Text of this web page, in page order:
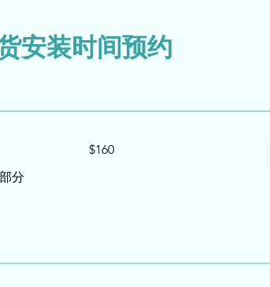
安装时间预约
分
US
$160